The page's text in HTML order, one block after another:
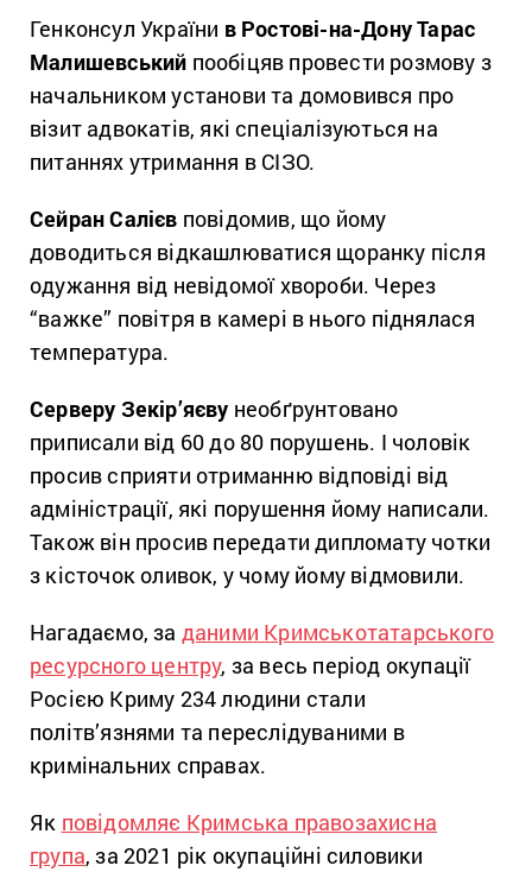
Генконсул України в Ростові-на-Дону Тарас
Малишевський пообіцяв провести розмову з
начальником установи та домовився про
візит адвокатів, які спеціалізуються на
питаннях утримання в СІЗО.
Сейран Салієв повідомив, що йому
доводиться відкашлюватися щоранку після
одужання від невідомої хвороби. Через
“важке” повітря в камері в нього піднялася
температура.
Серверу Зекір’яєву необґрунтовано
приписали від 60 до 80 порушень. І чоловік
просив сприяти отриманню відповіді від
адміністрації, які порушення йому написали.
Також він просив передати дипломату чотки
з кісточок оливок, у чому йому відмовили.
Нагадаємо, за даними Кримськотатарського
ресурсного центру, за весь період окупації
Росією Криму 234 людини стали
політв’язнями та переслідуваними в
кримінальних справах.
Як повідомляє Кримська правозахисна
група, за 2021 рік окупаційні силовики